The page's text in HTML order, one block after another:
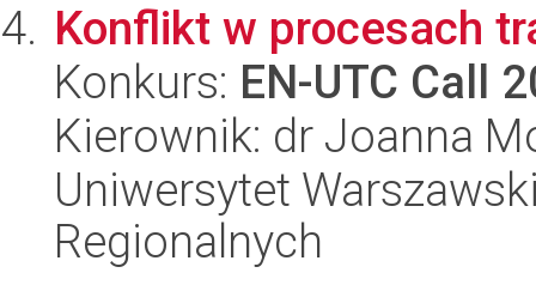
Konflikt w procesach
Konkurs: EN-UTC Call
Kierownik: dr Joanna
Uniwersytet
Regionalnych